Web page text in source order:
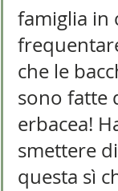
famiglia in
che le
sono fatte
erbacea!
smettere
questa sì